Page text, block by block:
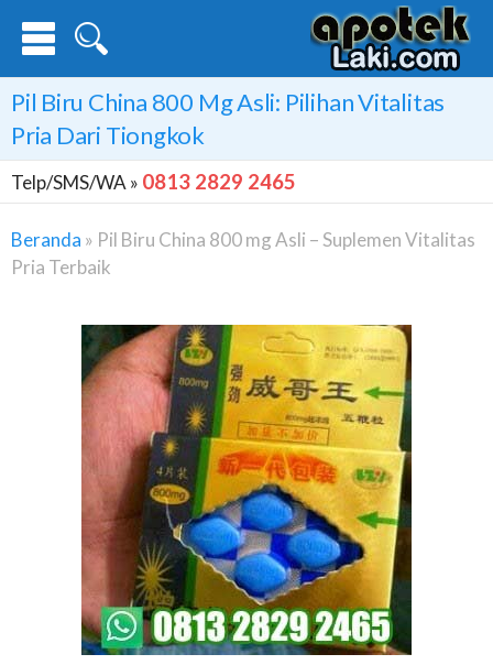
Pil Biru China 800 Mg Asli: Pilihan Vitalitas
Pria Dari Tiongkok
Telp/SMS/WA » 0813 2829 2465
Beranda » Pil Biru China 800 mg Asli – Suplemen Vitalitas
Pria Terbaik